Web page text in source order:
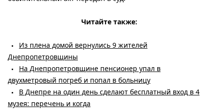
Читайте также:
Из плена домой вернулись 9 жителей
Днепропетровщины
На Днепропетровщине пенсионер упал в
двухметровый погреб и попал в больницу
В Днепре на один день сделают бесплатный вход в 4
музея: перечень и когда